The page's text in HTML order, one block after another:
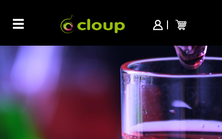
Toggle
navigation